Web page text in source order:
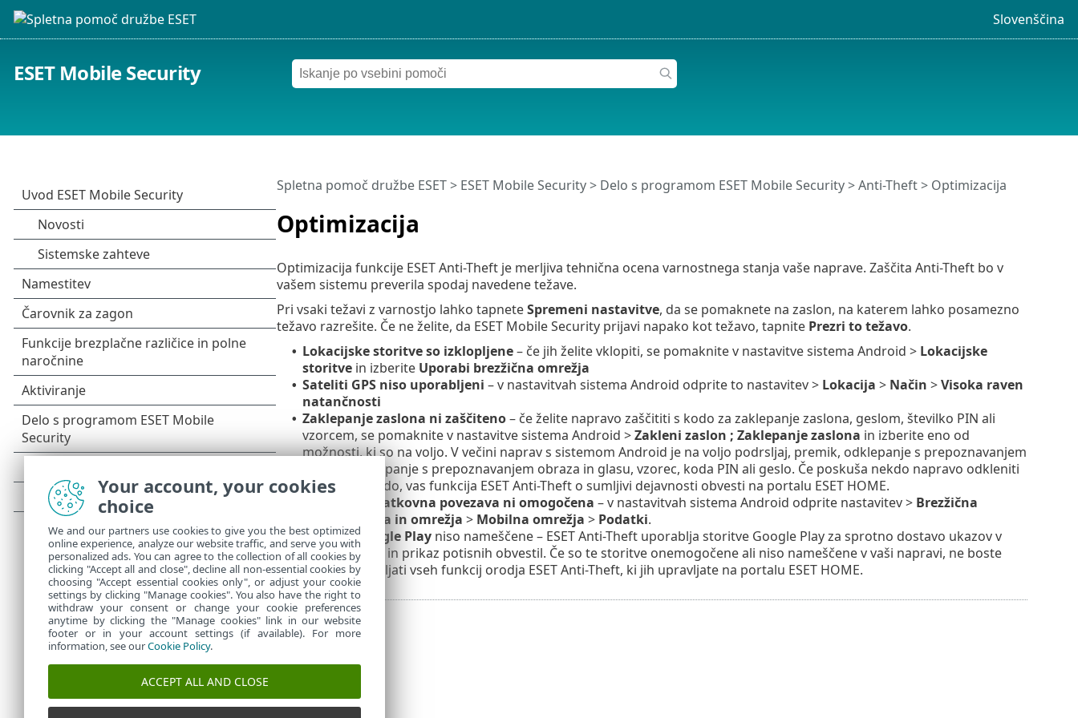
Slovenščina
ESET Mobile Security
Optimizacija
Spletna pomoč družbe ESET> ESET Mobile Security> Delo s programom ESET Mobile Security >Anti-Theft> Optimizacija
Optimizacija funkcije ESET Anti-Theft je merljiva tehnična ocena varnostnega stanja vaše naprave. Zaščita Anti-Theft bo v
vašem sistemu preverila spodaj navedene težave.
Pri vsaki težavi z varnostjo lahko tapneteSpremeni nastavitve, da se pomaknete na zaslon, na katerem lahko posamezno
težavo razrešite. Če ne želite, da ESET Mobile Security prijavi napako kot težavo, tapnite Prezri to težavo.
• Lokacijske storitve so izklopljene– če jih želite vklopiti, se pomaknite v nastavitve sistema Android > Lokacijske
storitvein izberite Uporabi brezžična omrežja
• Sateliti GPS niso uporabljeni – v nastavitvah sistema Android odprite to nastavitev > Lokacija > Način >Visoka raven
natančnosti
• Zaklepanje zaslona ni zaščiteno– če želite napravo zaščititi s kodo za zaklepanje zaslona, geslom, številko PIN ali
vzorcem, se pomaknite v nastavitve sistema Android >Zakleni zaslon ; Zaklepanje zaslona in izberite eno od
možnosti, ki so na voljo. V večini naprav s sistemom Android je na voljo podrsljaj, premik, odklepanje s prepoznavanjem
obraza, odklepanje s prepoznavanjem obraza in glasu, vzorec, koda PIN ali geslo. Če poskuša nekdo napravo odkleniti
z napačno kodo, vas funkcija ESET Anti-Thefto sumljivi dejavnosti obvesti na portalu ESET HOME.
Mobilna podatkovna povezava ni omogočena – v nastavitvah sistema Android odprite nastavitev > Brezžična
komunikacija in omrežja > Mobilna omrežja > Podatki.
• Storitve Google Playniso nameščene – ESET Anti-Theftuporablja storitve Google Play za sprotno dostavo ukazov v
vašo napravo in prikaz potisnih obvestil. Če so te storitve onemogočene ali niso nameščene v vaši napravi, ne boste
mogli uporabljati vseh funkcij orodja ESET Anti-Theft, ki jih upravljate na portalu ESET HOME.
Your account, your cookies
choice
We and our partners use cookies to give you the best optimized
online experience, analyze our website traffic, and serve you with
personalized ads. You can agree to the collection of all cookies by
clicking "Accept all and close", decline all non-essential cookies by
choosing "Accept essential cookies only", or adjust your cookie
settings by clicking "Manage cookies". You also have the right to
withdraw your consent or change your cookie preferences
anytime by clicking the "Manage cookies" link in our website
footer or in your account settings (if available). For more
information, see ourCookie Policy.
ACCEPT ALL AND CLOSE